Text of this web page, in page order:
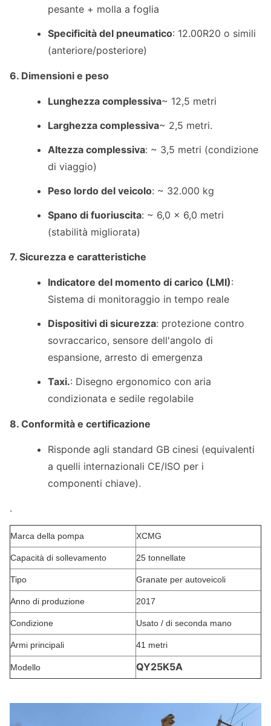
pesante + molla a foglia
Specificità del pneumatico: 12.00R20 o simili
(anteriore/posteriore)
6. Dimensioni e peso
Lunghezza complessiva~ 12,5 metri
Larghezza complessiva~ 2,5 metri.
Altezza complessiva: ~ 3,5 metri (condizione
di viaggio)
Peso lordo del veicolo: ~ 32.000 kg
Spano di fuoriuscita: ~ 6,0 × 6,0 metri
(stabilità migliorata)
7. Sicurezza e caratteristiche
Indicatore del momento di carico (LMI):
Sistema di monitoraggio in tempo reale
Dispositivi di sicurezza: protezione contro
sovraccarico, sensore dell'angolo di
espansione, arresto di emergenza
Taxi.: Disegno ergonomico con aria
condizionata e sedile regolabile
8. Conformità e certificazione
Risponde agli standard GB cinesi (equivalenti
a quelli internazionali CE/ISO per i
componenti chiave).
.
Marca della pompa XCMG
Capacità di sollevamento 25 tonnellate
Tipo Granate per autoveicoli
Anno di produzione 2017
Condizione Usato / di seconda mano
Armi principali 41 metri
Modello QY25K5A